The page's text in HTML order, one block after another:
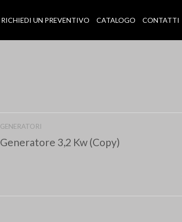
RICHIEDI UN PREVENTIVO CATALOGO CONTATTI
GENERATORI
Generatore 3,2 Kw (Copy)